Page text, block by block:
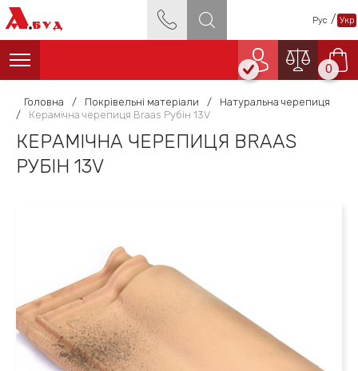
АБУД Рус / Укр
0
Головна / Покрівельні матеріали /
Натуральна черепиця
/
Керамічна черепиця Braas Рубін 13V
КЕРАМІЧНА ЧЕРЕПИЦЯ BRAAS
РУБІН 13V